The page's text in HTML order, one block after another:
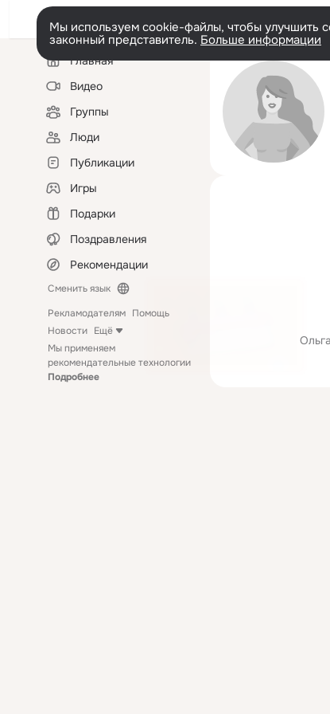
Мы используем cookie-файлы, чтобы улучшить
законный представитель. Больше информации
Левая
колонкаГлавная
Видео
Группы
Люди
Публикации
Игры
Подарки
Поздравления
Рекомендации
Сменить язык
Рекламодателям Помощь
Новости Ещё
Мы применяем
рекомендательные технологии
Подробнее